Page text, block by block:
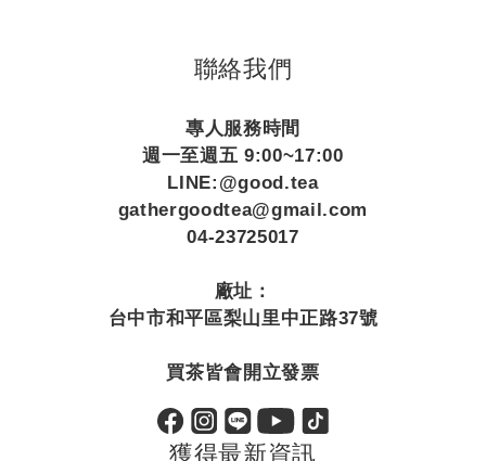
聯絡我們
專人服務時間
週一至週五 9:00~17:00
LINE:@good.tea
gathergoodtea@gmail.com
04-23725017
廠址：
台中市和平區梨山里中正路37號
買茶皆會開立發票
獲得最新資訊